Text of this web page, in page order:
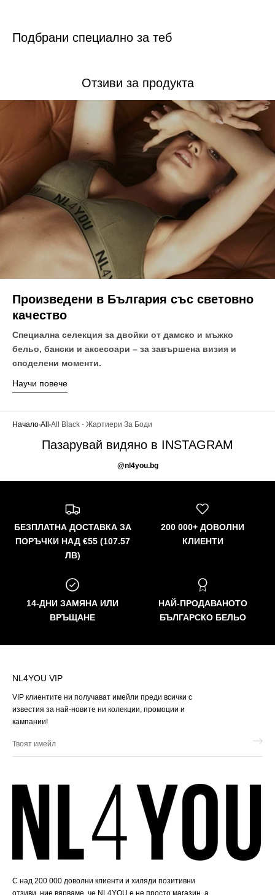
Подбрани специално за теб
Отзиви за продукта
Произведени в България със световно
качество
Специална селекция за двойки от дамско и мъжко
бельо, бански и аксесоари – за завършена визия и
споделени моменти.
Научи повече
Начало All All Black - Жартиери За Боди
Пазарувай видяно в INSTAGRAM
@nl4you.bg
БЕЗПЛАТНА ДОСТАВКА ЗА
ПОРЪЧКИ НАД €55 (107.57
ЛВ)
200 000+ ДОВОЛНИ
КЛИЕНТИ
14-ДНИ ЗАМЯНА ИЛИ
ВРЪЩАНЕ
НАЙ-ПРОДАВАНОТО
БЪЛГАРСКО БЕЛЬО
С над 200 000 доволни клиенти и хиляди позитивни
отзиви, ние вярваме, че NL4YOU е не просто магазин, а
NL4YOU VIP
VIP клиентите ни получават имейли преди всички с
известия за най-новите ни колекции, промоции и
кампании!
Твоят
имейл